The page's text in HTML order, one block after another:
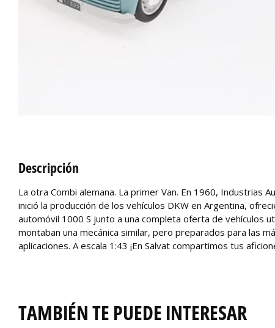
Descripción
La otra Combi alemana. La primer Van. En 1960, Industrias
inició la producción de los vehículos DKW en Argentina,
automóvil 1000 S junto a una completa oferta de vehículos
montaban una mecánica similar, pero preparados para las
aplicaciones. A escala 1:43 ¡En Salvat compartimos tus
TAMBIÉN TE PUEDE INTERESAR